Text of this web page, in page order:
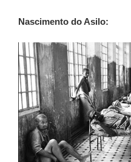
Nascimento do Asilo: